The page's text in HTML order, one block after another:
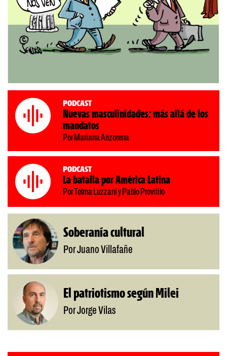
Podcast
Nuevas masculinidades: más allá de los
mandatos
Por Mariana Anzorena
Podcast
La batalla por América Latina
Por Telma Luzzani y Pablo Provitilo
Soberanía cultural
Por Juano Villafañe
El patriotismo según Milei
Por Jorge Vilas